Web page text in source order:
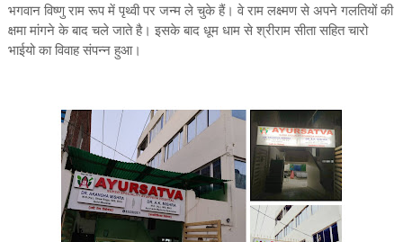
भगवान विष्णु राम रूप में पृथ्वी पर जन्म ले चुके हैं। वे राम लक्ष्मण से अपने गलतियों की
क्षमा मांगने के बाद चले जाते है। इसके बाद धूम धाम से श्रीराम सीता सहित चारो
भाईयो का विवाह संपन्न हुआ।